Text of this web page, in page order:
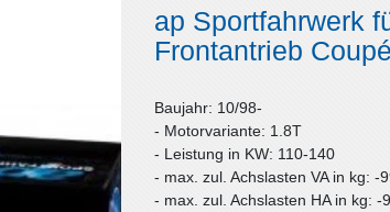
ap Sportfahrwerk
Frontantrieb
Baujahr: 10/98-
- Motorvariante: 1.8T
- Leistung in KW: 110-140
- max. zul. Achslasten VA in kg: -
- max. zul. Achslasten HA in kg: -